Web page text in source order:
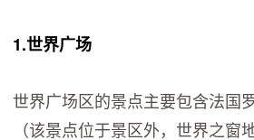
1.世界广场
世界广场区的景点主要包含法国
（该景点位于景区外，世界之窗